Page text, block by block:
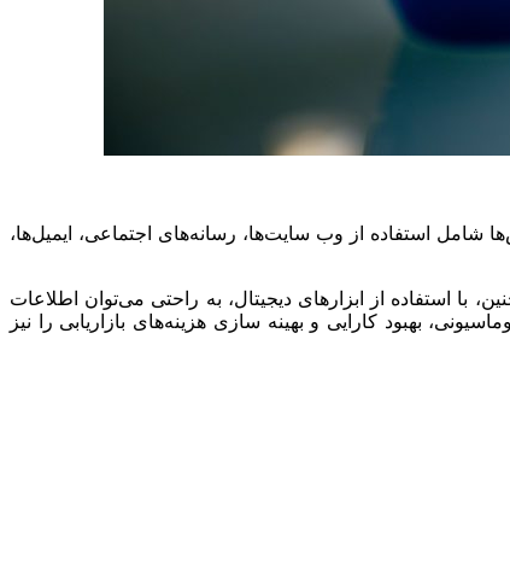
شامل استفاده از وب سایت‌ها، رسانه‌های اجتماعی، ایمیل‌ها،
با استفاده از ابزارهای دیجیتال، به راحتی می‌توان اطلاعات
بهبود کارایی و بهینه سازی هزینه‌های بازاریابی را نیز